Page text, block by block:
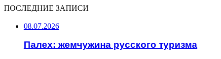
ПОСЛЕДНИЕ ЗАПИСИ
08.07.2026
Палех: жемчужина русского туризма